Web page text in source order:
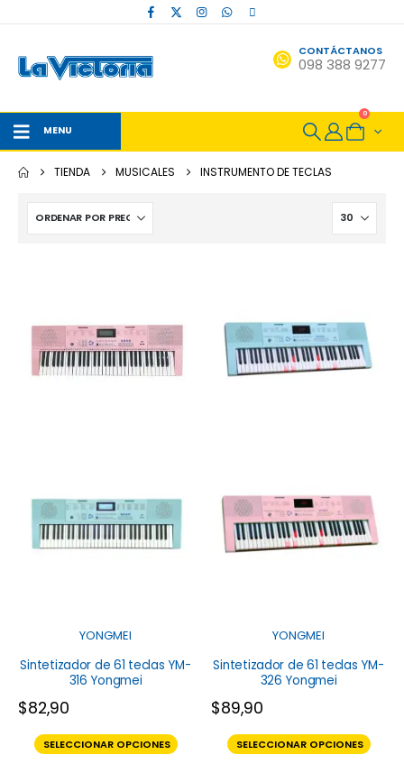
CONTÁCTANOS
098 388 9277
MENU
0
TIENDA MUSICALES INSTRUMENTO DE TECLAS
YONGMEI
Sintetizador de 61 teclas YM-
316 Yongmei
$82,90
SELECCIONAR OPCIONES
YONGMEI
Sintetizador de 61 teclas YM-
326 Yongmei
$89,90
SELECCIONAR OPCIONES